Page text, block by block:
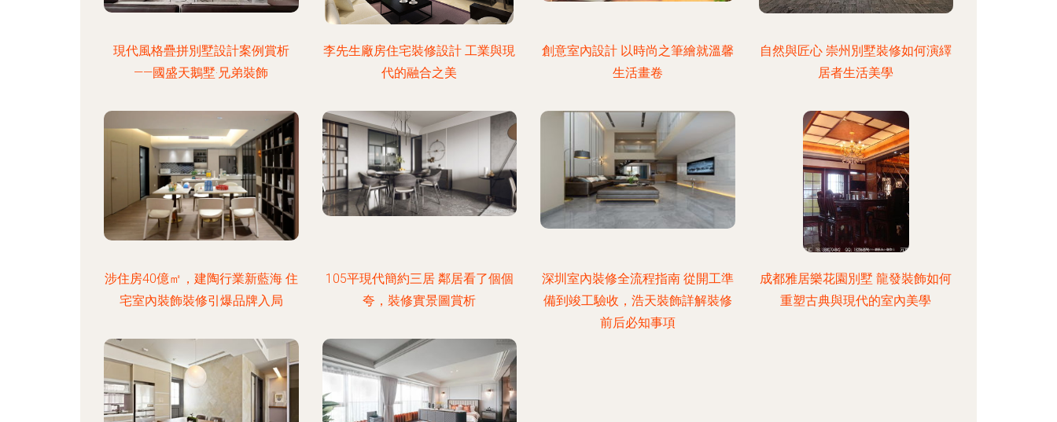
現代風格疊拼別墅設計案例賞析
——國盛天鵝墅·兄弟裝飾
李先生廠房住宅裝修設計 工業與現
代的融合之美
創意室內設計 以時尚之筆繪就溫馨
生活畫卷
自然與匠心 崇州別墅裝修如何演繹
居者生活美學
涉住房40億㎡，建陶行業新藍海 住
宅室內裝飾裝修引爆品牌入局
105平現代簡約三居 鄰居看了個個
夸，裝修實景圖賞析
深圳室內裝修全流程指南 從開工準
備到竣工驗收，浩天裝飾詳解裝修
前后必知事項
成都雅居樂花園別墅 龍發裝飾如何
重塑古典與現代的室內美學